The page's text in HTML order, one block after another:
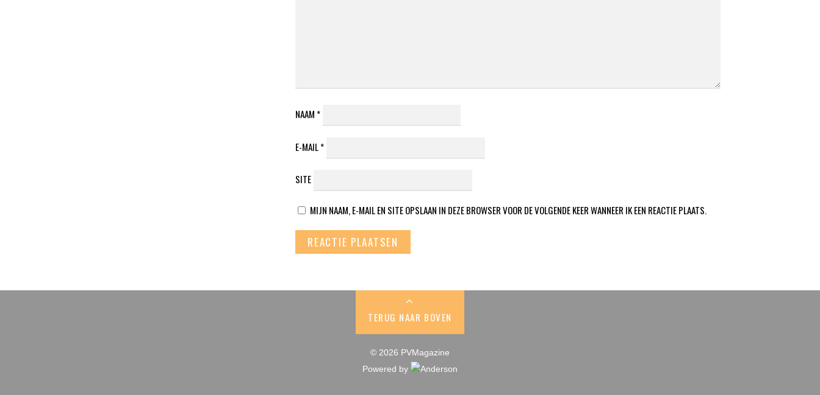
NAAM *
E-MAIL*
SITE
MIJN NAAM, E-MAIL EN SITE OPSLAAN IN DEZE BROWSER VOOR DE VOLGENDE KEER WANNEER IK EEN REACTIE PLAATS.
TERUG NAAR BOVEN
© 2026 PVMagazine
Powered by